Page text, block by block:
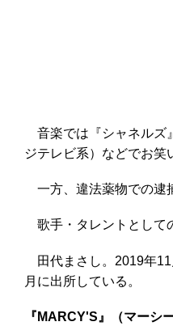
音楽では『シャネルズ
ジテレビ系）などでお笑
一方、違法薬物での逮
歌手・タレントとして
田代まさし。2019年11
月に出所している。
『MARCY'S』（マーシ